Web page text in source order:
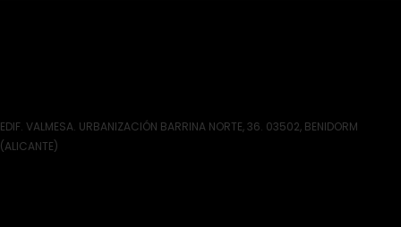
EDIF. VALMESA. URBANIZACIÓN BARRINA NORTE, 36. 03502, BENIDORM
(ALICANTE)